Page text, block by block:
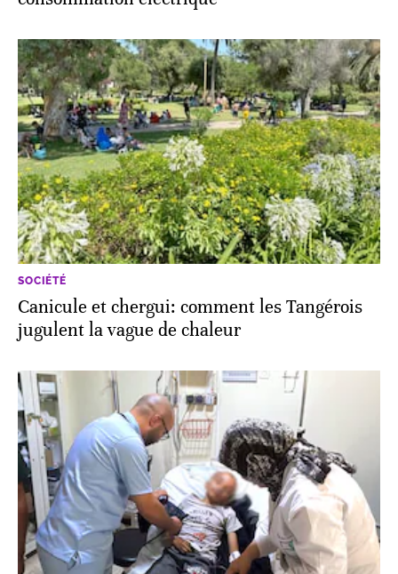
SOCIÉTÉ
Canicule et chergui: comment les Tangérois
jugulent la vague de chaleur